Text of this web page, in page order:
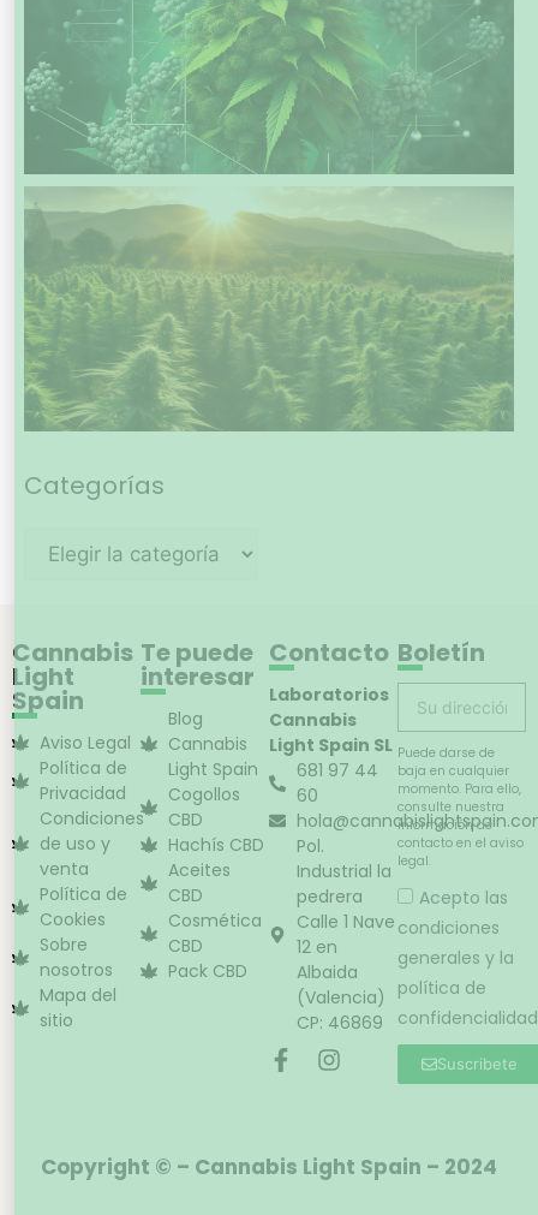
Categorías
Cannabis
Light
Spain
Aviso Legal
Política de
Privacidad
Condiciones
de uso y
venta
Política de
Cookies
Sobre
nosotros
Mapa del
sitio
Te puede
interesar
Blog
Cannabis
Light Spain
Cogollos
CBD
Hachís CBD
Aceites
CBD
Cosmética
CBD
Pack CBD
Contacto
Laboratorios
Cannabis
Light Spain SL
681 97 44
60
Pol.
Industrial la
pedrera
Calle 1 Nave
12 en
Albaida
(Valencia)
CP: 46869
Boletín
Puede darse de
baja en cualquier
momento. Para ello,
consulte nuestra
información de
contacto en el aviso
legal.
Acepto las
condiciones
generales y la
política de
confidencialidad
Suscribete
Copyright © – Cannabis Light Spain – 2024